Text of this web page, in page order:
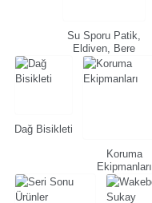
Su Sporu Patik,
Eldiven, Bere
Dağ Bisikleti
Koruma
Ekipmanları